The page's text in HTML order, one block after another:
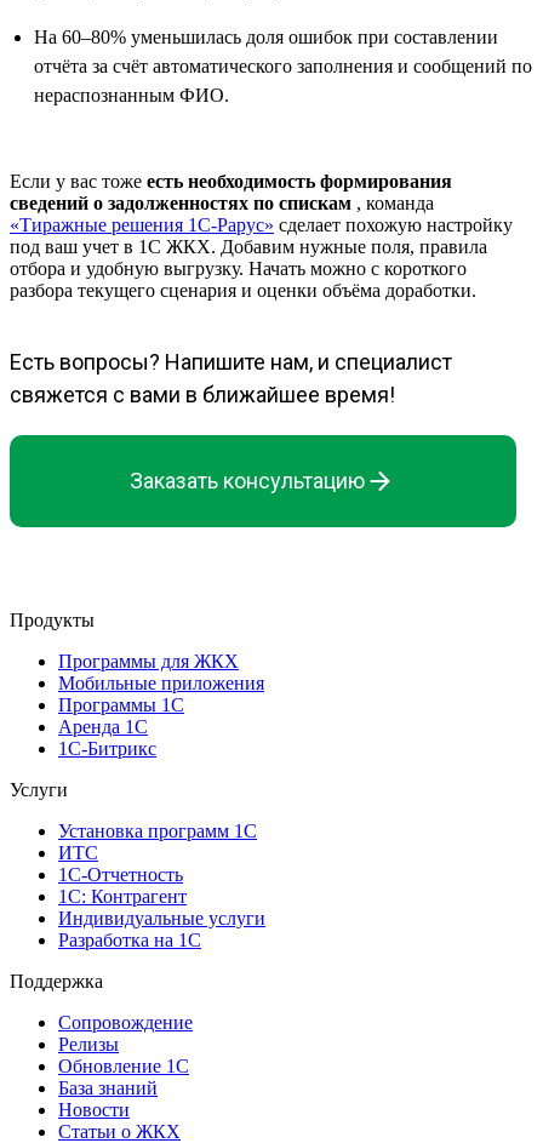
На 60–80% уменьшилась доля ошибок при составлении
отчёта за счёт автоматического заполнения и сообщений по
нераспознанным ФИО.
Если у вас тоже есть необходимость формирования
сведений о задолженностях по спискам , команда
«Тиражные решения 1С-Рарус» сделает похожую настройку
под ваш учет в 1С ЖКХ. Добавим нужные поля, правила
отбора и удобную выгрузку. Начать можно с короткого
разбора текущего сценария и оценки объёма доработки.
Есть вопросы? Напишите нам, и специалист
свяжется с вами в ближайшее время!
Заказать консультацию
Продукты
Программы для ЖКХ
Мобильные приложения
Программы 1С
Аренда 1С
1С-Битрикс
Услуги
Установка программ 1С
ИТС
1С-Отчетность
1С: Контрагент
Индивидуальные услуги
Разработка на 1С
Поддержка
Сопровождение
Релизы
Обновление 1С
База знаний
Новости
Статьи о ЖКХ